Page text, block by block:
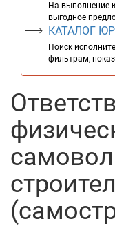
На выполнение
выгодное
КАТАЛОГ
Поиск
фильтрам,